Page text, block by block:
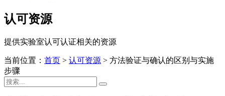
认可资源
提供实验室认可认证相关的资源
当前位置： 首页 > 认可资源 > 方法验证与确认的区别与实施
步骤